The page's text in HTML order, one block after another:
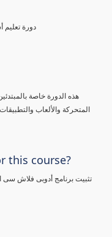
دورة تعليم
هذه الدورة خاصة
المتحركة والألعاب
this course?